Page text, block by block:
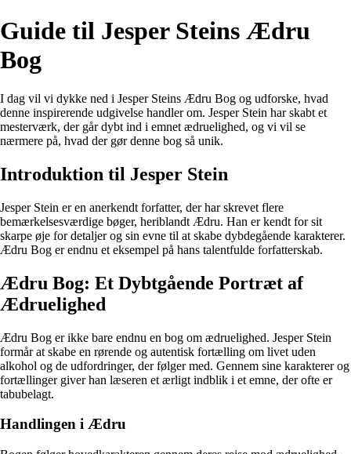
Guide til Jesper Steins Ædru
Bog
I dag vil vi dykke ned i Jesper Steins Ædru Bog og udforske, hvad
denne inspirerende udgivelse handler om. Jesper Stein har skabt et
mesterværk, der går dybt ind i emnet ædruelighed, og vi vil se
nærmere på, hvad der gør denne bog så unik.
Introduktion til Jesper Stein
Jesper Stein er en anerkendt forfatter, der har skrevet flere
bemærkelsesværdige bøger, heriblandt Ædru. Han er kendt for sit
skarpe øje for detaljer og sin evne til at skabe dybdegående karakterer.
Ædru Bog er endnu et eksempel på hans talentfulde forfatterskab.
Ædru Bog: Et Dybtgående Portræt af
Ædruelighed
Ædru Bog er ikke bare endnu en bog om ædruelighed. Jesper Stein
formår at skabe en rørende og autentisk fortælling om livet uden
alkohol og de udfordringer, der følger med. Gennem sine karakterer og
fortællinger giver han læseren et ærligt indblik i et emne, der ofte er
tabubelagt.
Handlingen i Ædru